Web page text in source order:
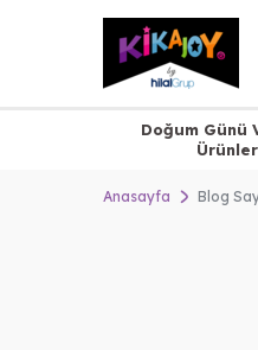
Doğum Günü
Anasayfa Blog